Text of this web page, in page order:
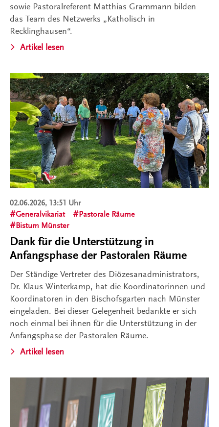
sowie Pastoralreferent Matthias Grammann bilden
das Team des Netzwerks „Katholisch in
Recklinghausen“.
Artikel lesen
02.06.2026, 13:51 Uhr
Generalvikariat
Pastorale Räume
Bistum Münster
Dank für die Unterstützung in
Anfangsphase der Pastoralen Räume
Der Ständige Vertreter des Diözesanadministrators,
Dr. Klaus Winterkamp, hat die Koordinatorinnen und
Koordinatoren in den Bischofsgarten nach Münster
eingeladen. Bei dieser Gelegenheit bedankte er sich
noch einmal bei ihnen für die Unterstützung in der
Anfangsphase der Pastoralen Räume.
Artikel lesen